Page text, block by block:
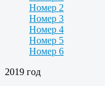
Номер 2
Номер 3
Номер 4
Номер 5
Номер 6
2019 год